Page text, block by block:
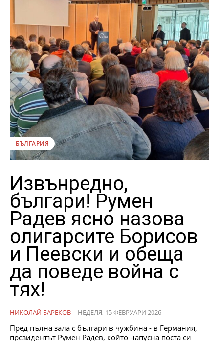
БЪЛГАРИЯ
Извънредно,
българи! Румен
Радев ясно назова
олигарсите Борисов
и Пеевски и обеща
да поведе война с
тях!
НИКОЛАЙ БАРЕКОВ - НЕДЕЛЯ, 15 ФЕВРУАРИ 2026
Пред пълна зала с българи в чужбина - в Германия,
президентът Румен Радев, който напусна поста си